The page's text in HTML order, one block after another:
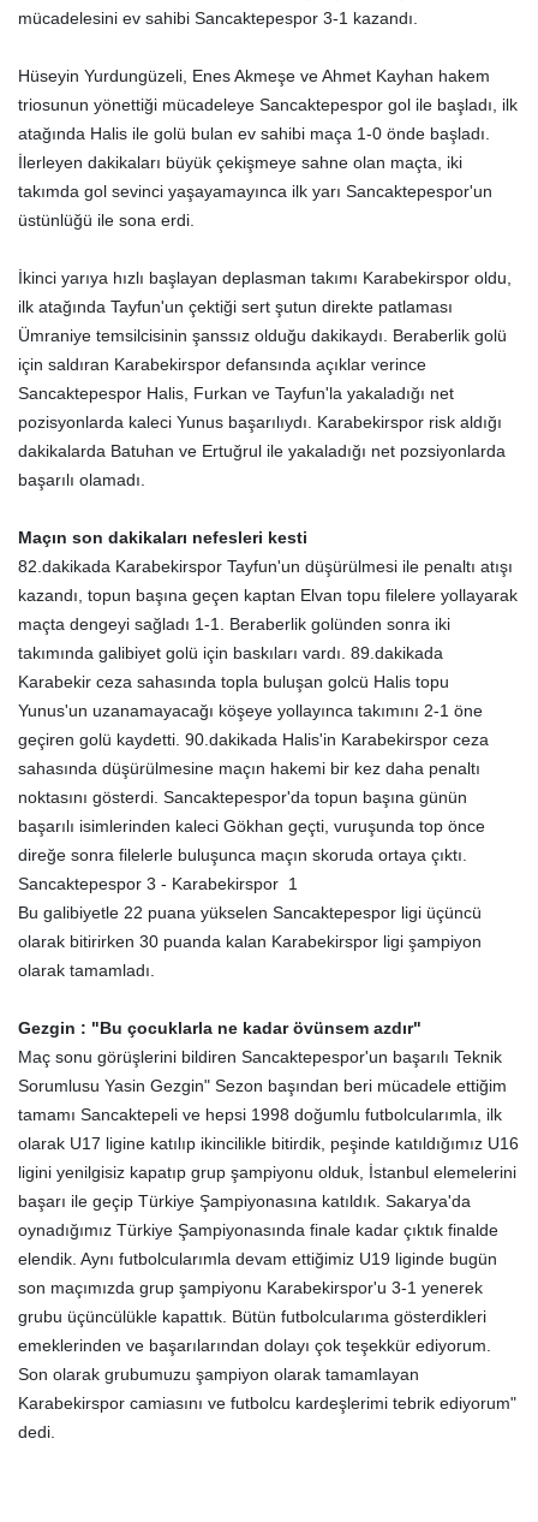
mücadelesini ev sahibi Sancaktepespor 3-1 kazandı.
Hüseyin Yurdungüzeli, Enes Akmeşe ve Ahmet Kayhan hakem
triosunun yönettiği mücadeleye Sancaktepespor gol ile başladı, ilk
atağında Halis ile golü bulan ev sahibi maça 1-0 önde başladı.
İlerleyen dakikaları büyük çekişmeye sahne olan maçta, iki
takımda gol sevinci yaşayamayınca ilk yarı Sancaktepespor'un
üstünlüğü ile sona erdi.
İkinci yarıya hızlı başlayan deplasman takımı Karabekirspor oldu,
ilk atağında Tayfun'un çektiği sert şutun direkte patlaması
Ümraniye temsilcisinin şanssız olduğu dakikaydı. Beraberlik golü
için saldıran Karabekirspor defansında açıklar verince
Sancaktepespor Halis, Furkan ve Tayfun'la yakaladığı net
pozisyonlarda kaleci Yunus başarılıydı. Karabekirspor risk aldığı
dakikalarda Batuhan ve Ertuğrul ile yakaladığı net pozsiyonlarda
başarılı olamadı.
Maçın son dakikaları nefesleri kesti
82.dakikada Karabekirspor Tayfun'un düşürülmesi ile penaltı atışı
kazandı, topun başına geçen kaptan Elvan topu filelere yollayarak
maçta dengeyi sağladı 1-1. Beraberlik golünden sonra iki
takımında galibiyet golü için baskıları vardı. 89.dakikada
Karabekir ceza sahasında topla buluşan golcü Halis topu
Yunus'un uzanamayacağı köşeye yollayınca takımını 2-1 öne
geçiren golü kaydetti. 90.dakikada Halis'in Karabekirspor ceza
sahasında düşürülmesine maçın hakemi bir kez daha penaltı
noktasını gösterdi. Sancaktepespor'da topun başına günün
başarılı isimlerinden kaleci Gökhan geçti, vuruşunda top önce
direğe sonra filelerle buluşunca maçın skoruda ortaya çıktı.
Sancaktepespor 3 - Karabekirspor 1
Bu galibiyetle 22 puana yükselen Sancaktepespor ligi üçüncü
olarak bitirirken 30 puanda kalan Karabekirspor ligi şampiyon
olarak tamamladı.
Gezgin : "Bu çocuklarla ne kadar övünsem azdır"
Maç sonu görüşlerini bildiren Sancaktepespor'un başarılı Teknik
Sorumlusu Yasin Gezgin" Sezon başından beri mücadele ettiğim
tamamı Sancaktepeli ve hepsi 1998 doğumlu futbolcularımla, ilk
olarak U17 ligine katılıp ikincilikle bitirdik, peşinde katıldığımız U16
ligini yenilgisiz kapatıp grup şampiyonu olduk, İstanbul elemelerini
başarı ile geçip Türkiye Şampiyonasına katıldık. Sakarya'da
oynadığımız Türkiye Şampiyonasında finale kadar çıktık finalde
elendik. Aynı futbolcularımla devam ettiğimiz U19 liginde bugün
son maçımızda grup şampiyonu Karabekirspor'u 3-1 yenerek
grubu üçüncülükle kapattık. Bütün futbolcularıma gösterdikleri
emeklerinden ve başarılarından dolayı çok teşekkür ediyorum.
Son olarak grubumuzu şampiyon olarak tamamlayan
Karabekirspor camiasını ve futbolcu kardeşlerimi tebrik ediyorum"
dedi.